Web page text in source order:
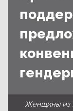
Женщины из